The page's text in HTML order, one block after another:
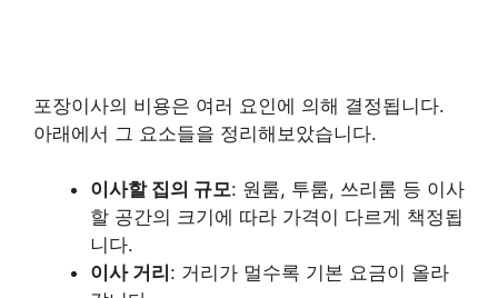
포장이사의 비용은 여러 요인에 의해 결정됩니다.
아래에서 그 요소들을 정리해보았습니다.
이사할 집의 규모: 원룸, 투룸, 쓰리룸 등 이사
할 공간의 크기에 따라 가격이 다르게 책정됩
니다.
이사 거리 : 거리가 멀수록 기본 요금이 올라